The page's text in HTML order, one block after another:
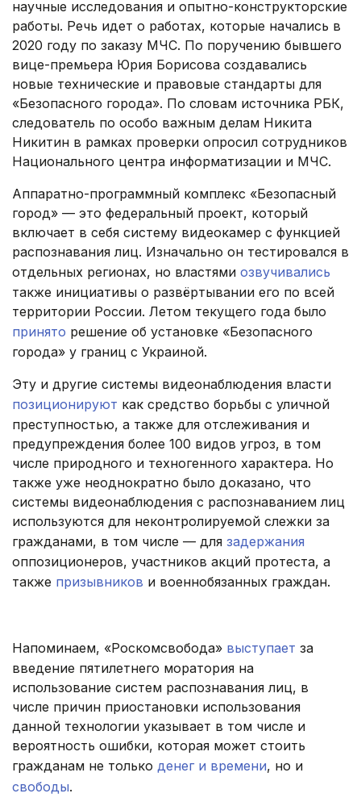
научные исследования и опытно-конструкторские
работы. Речь идет о работах, которые начались в
2020 году по заказу МЧС. По поручению бывшего
вице-премьера Юрия Борисова создавались
новые технические и правовые стандарты для
«Безопасного города». По словам источника РБК,
следователь по особо важным делам Никита
Никитин в рамках проверки опросил сотрудников
Национального центра информатизации и МЧС.
Аппаратно-программный комплекс «Безопасный
город» — это федеральный проект, который
включает в себя систему видеокамер с функцией
распознавания лиц. Изначально он тестировался в
отдельных регионах, но властями озвучивались
также инициативы о развёртывании его по всей
территории России. Летом текущего года было
принято решение об установке «Безопасного
города» у границ с Украиной.
Эту и другие системы видеонаблюдения власти
позиционируют как средство борьбы с уличной
преступностью, а также для отслеживания и
предупреждения более 100 видов угроз, в том
числе природного и техногенного характера. Но
также уже неоднократно было доказано, что
системы видеонаблюдения с распознаванием лиц
используются для неконтролируемой слежки за
гражданами, в том числе — для задержания
оппозиционеров, участников акций протеста, а
также призывников и военнобязанных граждан.
Напоминаем, «Роскомсвобода» выступает за
введение пятилетнего моратория на
использование систем распознавания лиц, в
числе причин приостановки использования
данной технологии указывает в том числе и
вероятность ошибки, которая может стоить
гражданам не только денег и времени, но и
свободы.